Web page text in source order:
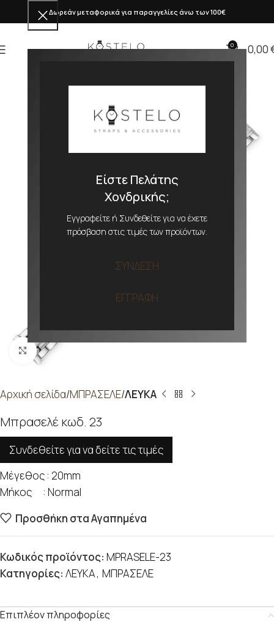
Είστε Πελάτης
Χονδρικής;
Εγγραφείτε ή Συνδεθείτε για να έχετε
πρόσβαση στις τιμές των προϊόντων.
ΣΥΝΔΕΣΗ
ΕΓΓΡΑΦΗ
Δωρεάν μεταφορικά για παραγγελίες άνω των 100€
0 0,00
Προβολή
Αρχική σελίδα ΜΠΡΑΣΕΛΕ ΛΕΥΚΑ
Μπρασελέ κωδ. 23
Συνδεθείτε για να δείτε τις τιμές
Μέγεθος : 20mm
Μήκος : Normal
Προσθήκη στα Αγαπημένα
Κωδικός προϊόντος: MPRASELE-23
Κατηγορίες: ΛΕΥΚΑ, ΜΠΡΑΣΕΛΕ
Επιπλέον πληροφορίες